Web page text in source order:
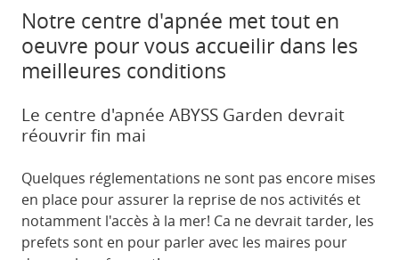
Notre centre d'apnée met tout en
oeuvre pour vous accueilir dans les
meilleures conditions
Le centre d'apnée ABYSS Garden devrait
réouvrir fin mai
Quelques réglementations ne sont pas encore mises
en place pour assurer la reprise de nos activités et
notamment l'accès à la mer! Ca ne devrait tarder, les
prefets sont en pour parler avec les maires pour